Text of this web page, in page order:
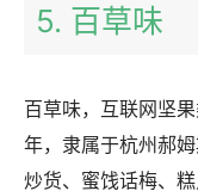
5. 百草味
百草味，互联网坚
年，隶属于杭州郝
炒货、蜜饯话梅、